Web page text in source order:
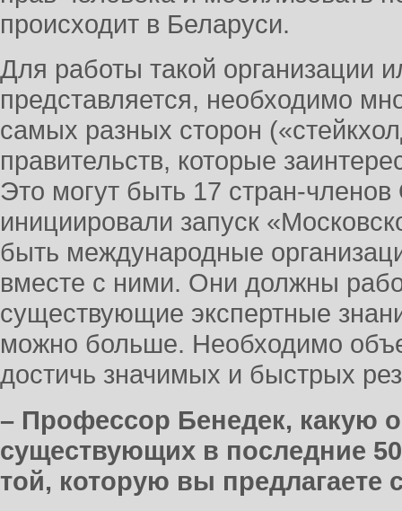
происходит в Беларуси.
Для работы такой организации
представляется, необходимо
самых разных сторон
правительств, которые
Это могут быть 17 стран-
инициировали запуск
быть международные
вместе с ними. Они должны
существующие экспертные
можно больше. Необходимо
достичь значимых и быстрых
– Профессор Бенедек, какую
существующих в последние
той, которую вы предлагаете